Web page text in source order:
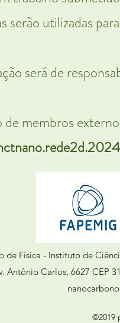
utilizadas
será de
membros
de Física - Instituto de
Antônio Carlos, 6627 CEP
©2019